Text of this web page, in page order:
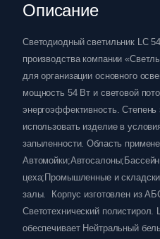
Описание
Светодиодный светильник LC
производства компании
для организации основного
мощность 54 Вт и световой
энергоэффективность.
использовать изделие в
запыленности. Область
цеха;Промышленные и
залы. Корпус изготовлен из
Светотехнический полистирол.
обеспечивает Нейтральный